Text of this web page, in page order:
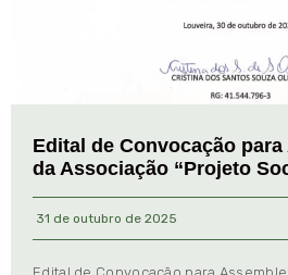
Edital de Convocação para
da Associação “Projeto
31 de outubro de 2025